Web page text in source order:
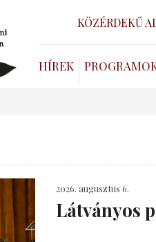
KÖZÉRDEKŰ
HÍREK
2026. augusztus 6.
Látványos